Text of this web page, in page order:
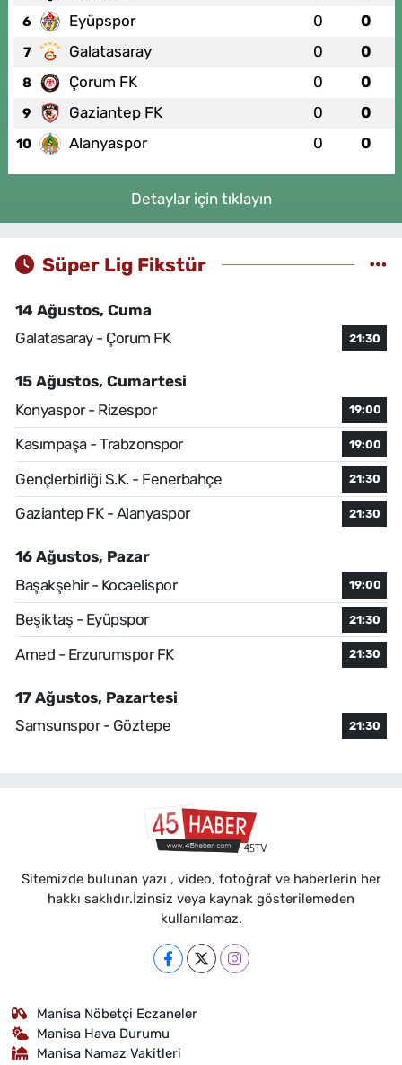
6 Eyüpspor 0 0
7 Galatasaray 0 0
8 Çorum FK 0 0
9 Gaziantep FK 0 0
10 Alanyaspor 0 0
Detaylar için tıklayın
Süper Lig Fikstür
14 Ağustos, Cuma
Galatasaray - Çorum FK
21:30
15 Ağustos, Cumartesi
Konyaspor - Rizespor
19:00
Kasımpaşa - Trabzonspor 19:00
Gençlerbirliği S.K. - Fenerbahçe 21:30
Gaziantep FK - Alanyaspor 21:30
16 Ağustos, Pazar
Başakşehir - Kocaelispor
19:00
Beşiktaş - Eyüpspor 21:30
Amed - Erzurumspor FK 21:30
17 Ağustos, Pazartesi
Samsunspor - Göztepe
21:30
Sitemizde bulunan yazı , video, fotoğraf ve haberlerin her
hakkı saklıdır.İzinsiz veya kaynak gösterilemeden
kullanılamaz.
Manisa Nöbetçi Eczaneler
Manisa Hava Durumu
Manisa Namaz Vakitleri